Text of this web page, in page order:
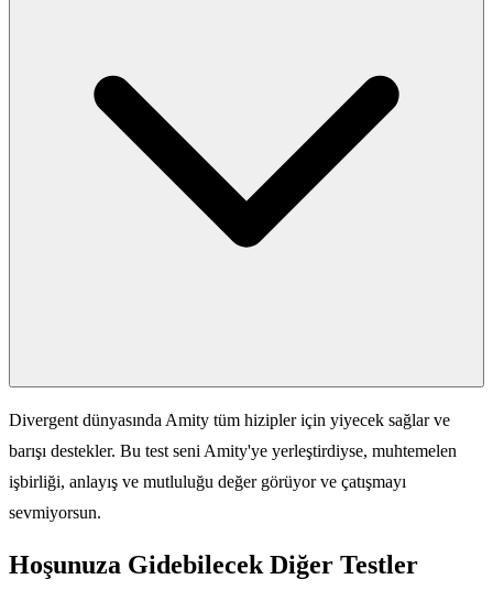
Divergent dünyasında Amity tüm hizipler için yiyecek sağlar ve
barışı destekler. Bu test seni Amity'ye yerleştirdiyse, muhtemelen
işbirliği, anlayış ve mutluluğu değer görüyor ve çatışmayı
sevmiyorsun.
Hoşunuza Gidebilecek Diğer Testler